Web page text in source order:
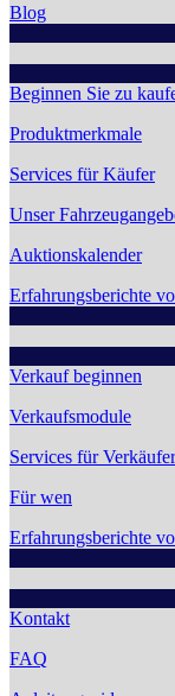
Blog
Beginnen Sie zu
Produktmerkmale
Services für Käufer
Unser
Auktionskalender
Erfahrungsberichte
Verkauf beginnen
Verkaufsmodule
Services für Verkäufer
Für wen
Erfahrungsberichte
Kontakt
FAQ